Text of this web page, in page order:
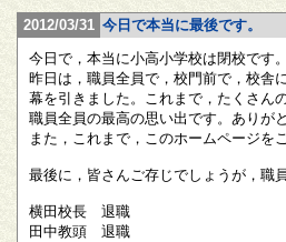
2012/03/31 今日で本当に最後です。
今日で，本当に小高小学校は閉校です。
昨日は，職員全員で，校門前で，校舎
幕を引きました。これまで，たくさん
職員全員の最高の思い出です。ありが
また，これまで，このホームページを
最後に，皆さんご存じでしょうが，職
横田校長 退職
田中教頭 退職